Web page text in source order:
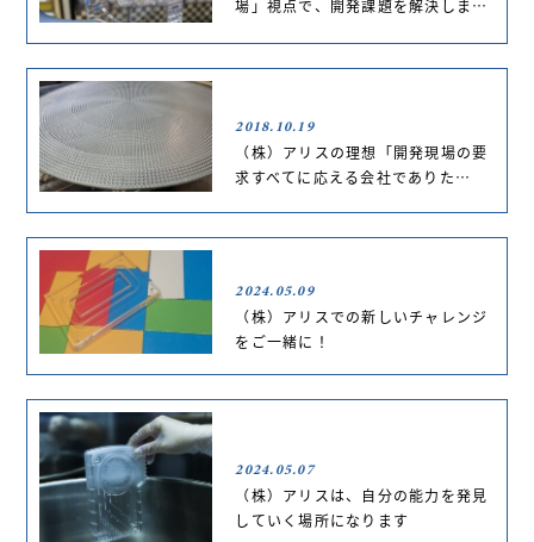
場」視点で、開発課題を解決しま…
2018.10.19
（株）アリスの理想「開発現場の要
求すべてに応える会社でありた…
2024.05.09
（株）アリスでの新しいチャレンジ
をご一緒に！
2024.05.07
（株）アリスは、自分の能力を発見
していく場所になります